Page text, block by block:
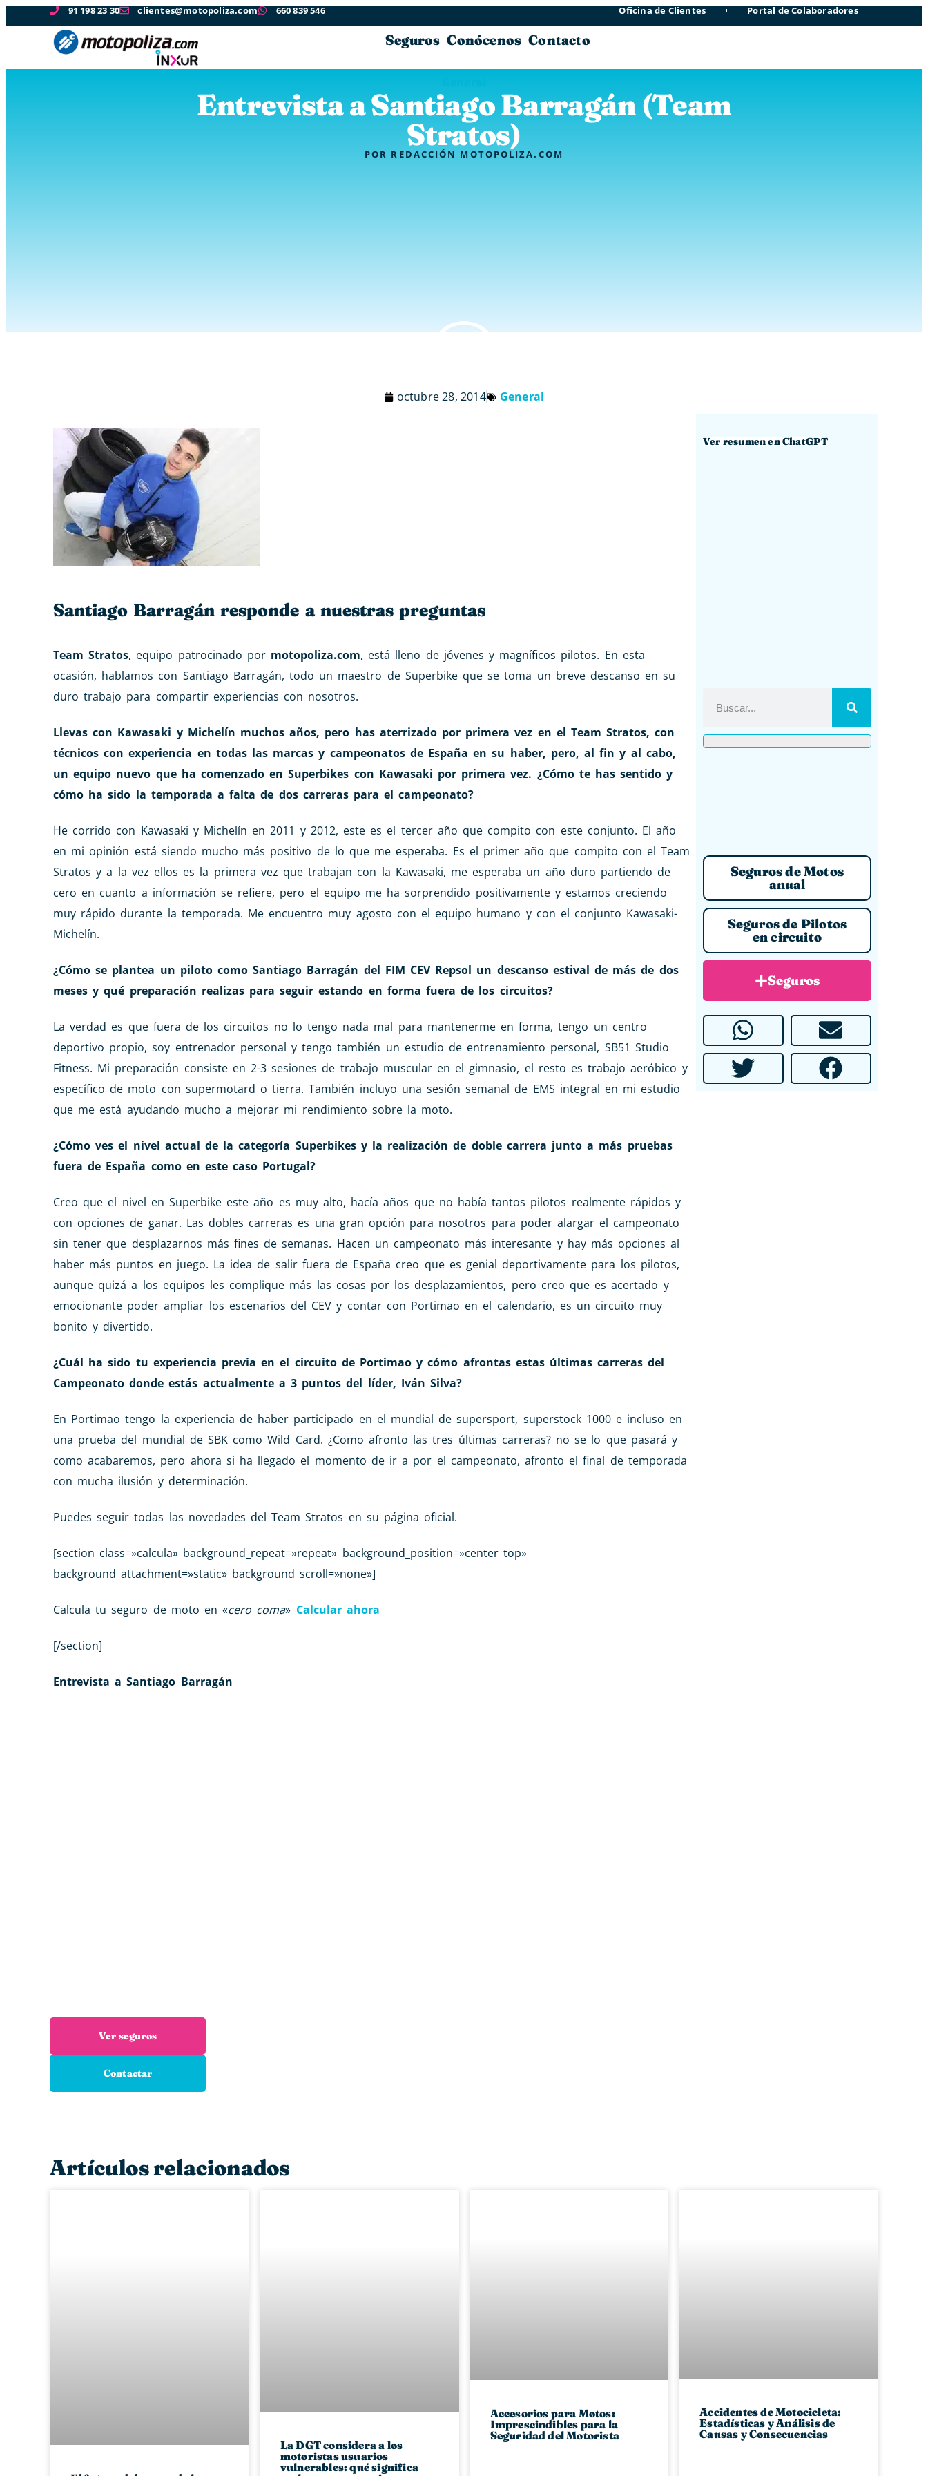
91 198 23 30 clientes@motopoliza.com 660 839 546 Oficina de Clientes Portal de Colaboradores
Seguros Conócenos Contacto
Entrevista a Santiago Barragán (Team
Stratos)
POR REDACCIÓN MOTOPOLIZA.COM
octubre 28, 2014 General
Santiago Barragán responde a nuestras preguntas
Team Stratos, equipo patrocinado por motopoliza.com, está lleno de jóvenes y magníficos pilotos. En esta
ocasión, hablamos con Santiago Barragán, todo un maestro de Superbike que se toma un breve descanso en su
duro trabajo para compartir experiencias con nosotros.
Llevas con Kawasaki y Michelín muchos años, pero has aterrizado por primera vez en el Team Stratos, con
técnicos con experiencia en todas las marcas y campeonatos de España en su haber, pero, al fin y al cabo,
un equipo nuevo que ha comenzado en Superbikes con Kawasaki por primera vez. ¿Cómo te has sentido y
cómo ha sido la temporada a falta de dos carreras para el campeonato?
He corrido con Kawasaki y Michelín en 2011 y 2012, este es el tercer año que compito con este conjunto. El año
en mi opinión está siendo mucho más positivo de lo que me esperaba. Es el primer año que compito con el Team
Stratos y a la vez ellos es la primera vez que trabajan con la Kawasaki, me esperaba un año duro partiendo de
cero en cuanto a información se refiere, pero el equipo me ha sorprendido positivamente y estamos creciendo
muy rápido durante la temporada. Me encuentro muy agosto con el equipo humano y con el conjunto Kawasaki-
Michelín.
¿Cómo se plantea un piloto como Santiago Barragán del FIM CEV Repsol un descanso estival de más de dos
meses y qué preparación realizas para seguir estando en forma fuera de los circuitos?
La verdad es que fuera de los circuitos no lo tengo nada mal para mantenerme en forma, tengo un centro
deportivo propio, soy entrenador personal y tengo también un estudio de entrenamiento personal, SB51 Studio
Fitness. Mi preparación consiste en 2-3 sesiones de trabajo muscular en el gimnasio, el resto es trabajo aeróbico y
específico de moto con supermotard o tierra. También incluyo una sesión semanal de EMS integral en mi estudio
que me está ayudando mucho a mejorar mi rendimiento sobre la moto.
¿Cómo ves el nivel actual de la categoría Superbikes y la realización de doble carrera junto a más pruebas
fuera de España como en este caso Portugal?
Creo que el nivel en Superbike este año es muy alto, hacía años que no había tantos pilotos realmente rápidos y
con opciones de ganar. Las dobles carreras es una gran opción para nosotros para poder alargar el campeonato
sin tener que desplazarnos más fines de semanas. Hacen un campeonato más interesante y hay más opciones al
haber más puntos en juego. La idea de salir fuera de España creo que es genial deportivamente para los pilotos,
aunque quizá a los equipos les complique más las cosas por los desplazamientos, pero creo que es acertado y
emocionante poder ampliar los escenarios del CEV y contar con Portimao en el calendario, es un circuito muy
bonito y divertido.
¿Cuál ha sido tu experiencia previa en el circuito de Portimao y cómo afrontas estas últimas carreras del
Campeonato donde estás actualmente a 3 puntos del líder, Iván Silva?
En Portimao tengo la experiencia de haber participado en el mundial de supersport, superstock 1000 e incluso en
una prueba del mundial de SBK como Wild Card. ¿Como afronto las tres últimas carreras? no se lo que pasará y
como acabaremos, pero ahora si ha llegado el momento de ir a por el campeonato, afronto el final de temporada
con mucha ilusión y determinación.
Puedes seguir todas las novedades del Team Stratos en su página oficial.
[section class=»calcula» background_repeat=»repeat» background_position=»center top»
background_attachment=»static» background_scroll=»none»]
Calcula tu seguro de moto en «cero coma» Calcular ahora
[/section]
Entrevista a Santiago Barragán
Ver resumen en ChatGPT
Seguros de Motos
anual
Seguros de Pilotos
en circuito
Seguros
Ver seguros
Contactar
Artículos relacionados
La DGT considera a los
motoristas usuarios
vulnerables: qué significa
Accesorios para Motos:
Imprescindibles para la
Seguridad del Motorista
Accidentes de Motocicleta:
Estadísticas y Análisis de
Causas y Consecuencias